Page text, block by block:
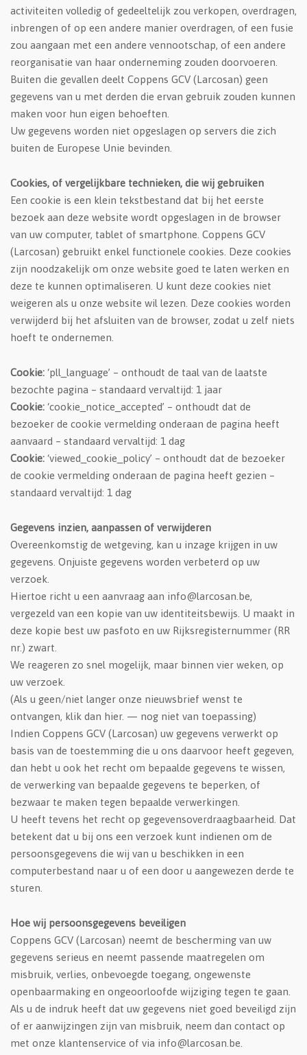
activiteiten volledig of gedeeltelijk zou verkopen, overdragen,
inbrengen of op een andere manier overdragen, of een fusie
zou aangaan met een andere vennootschap, of een andere
reorganisatie van haar onderneming zouden doorvoeren.
Buiten die gevallen deelt Coppens GCV (Larcosan) geen
gegevens van u met derden die ervan gebruik zouden kunnen
maken voor hun eigen behoeften.
Uw gegevens worden niet opgeslagen op servers die zich
buiten de Europese Unie bevinden.
Cookies, of vergelijkbare technieken, die wij gebruiken
Een cookie is een klein tekstbestand dat bij het eerste
bezoek aan deze website wordt opgeslagen in de browser
van uw computer, tablet of smartphone. Coppens GCV
(Larcosan) gebruikt enkel functionele cookies. Deze cookies
zijn noodzakelijk om onze website goed te laten werken en
deze te kunnen optimaliseren. U kunt deze cookies niet
weigeren als u onze website wil lezen. Deze cookies worden
verwijderd bij het afsluiten van de browser, zodat u zelf niets
hoeft te ondernemen.
Cookie: ‘pll_language’ – onthoudt de taal van de laatste
bezochte pagina – standaard vervaltijd: 1 jaar
Cookie: ‘cookie_notice_accepted’ – onthoudt dat de
bezoeker de cookie vermelding onderaan de pagina heeft
aanvaard – standaard vervaltijd: 1 dag
Cookie: ‘viewed_cookie_policy’ – onthoudt dat de bezoeker
de cookie vermelding onderaan de pagina heeft gezien –
standaard vervaltijd: 1 dag
Gegevens inzien, aanpassen of verwijderen
Overeenkomstig de wetgeving, kan u inzage krijgen in uw
gegevens. Onjuiste gegevens worden verbeterd op uw
verzoek.
Hiertoe richt u een aanvraag aan info@larcosan.be,
vergezeld van een kopie van uw identiteitsbewijs. U maakt in
deze kopie best uw pasfoto en uw Rijksregisternummer (RR
nr.) zwart.
We reageren zo snel mogelijk, maar binnen vier weken, op
uw verzoek.
(Als u geen/niet langer onze nieuwsbrief wenst te
ontvangen, klik dan hier. — nog niet van toepassing)
Indien Coppens GCV (Larcosan) uw gegevens verwerkt op
basis van de toestemming die u ons daarvoor heeft gegeven,
dan hebt u ook het recht om bepaalde gegevens te wissen,
de verwerking van bepaalde gegevens te beperken, of
bezwaar te maken tegen bepaalde verwerkingen.
U heeft tevens het recht op gegevensoverdraagbaarheid. Dat
betekent dat u bij ons een verzoek kunt indienen om de
persoonsgegevens die wij van u beschikken in een
computerbestand naar u of een door u aangewezen derde te
sturen.
Hoe wij persoonsgegevens beveiligen
Coppens GCV (Larcosan) neemt de bescherming van uw
gegevens serieus en neemt passende maatregelen om
misbruik, verlies, onbevoegde toegang, ongewenste
openbaarmaking en ongeoorloofde wijziging tegen te gaan.
Als u de indruk heeft dat uw gegevens niet goed beveiligd zijn
of er aanwijzingen zijn van misbruik, neem dan contact op
met onze klantenservice of via info@larcosan.be.